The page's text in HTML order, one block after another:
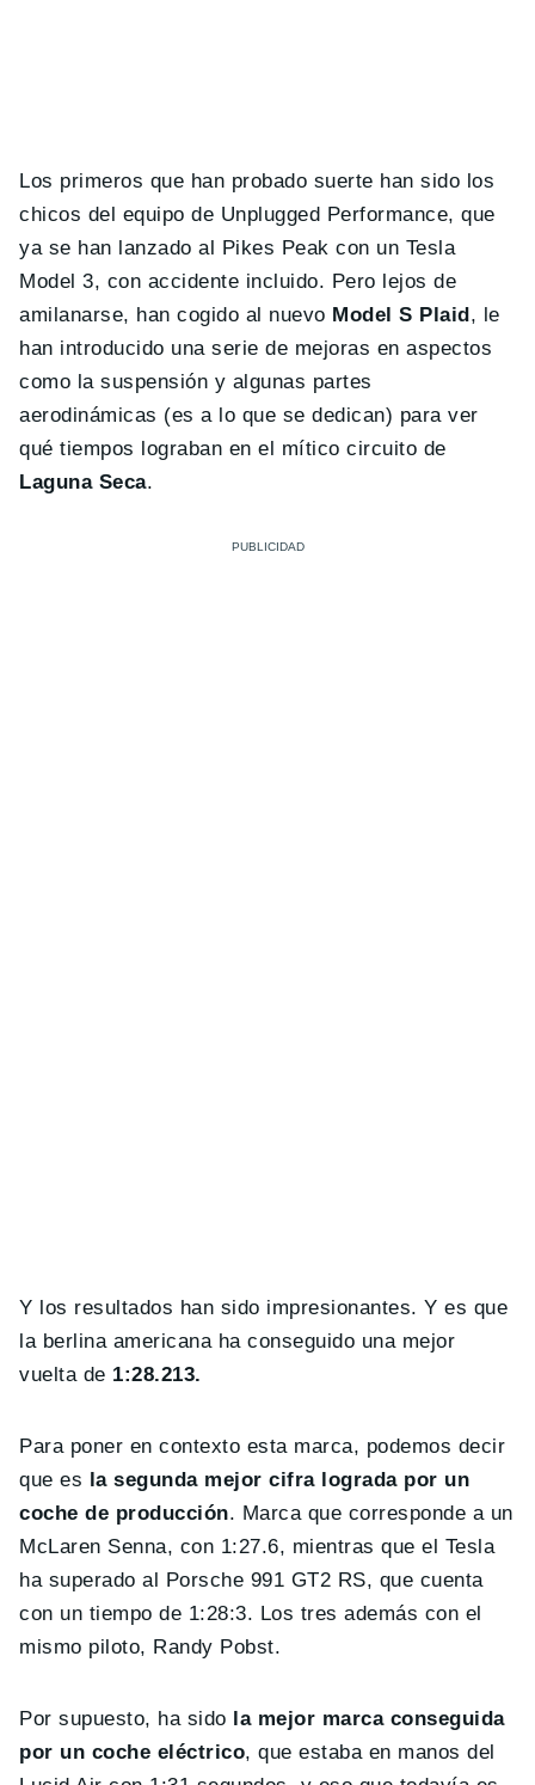
Los primeros que han probado suerte han sido los
chicos del equipo de Unplugged Performance, que
ya se han lanzado al Pikes Peak con un Tesla
Model 3, con accidente incluido. Pero lejos de
amilanarse, han cogido al nuevo Model S Plaid, le
han introducido una serie de mejoras en aspectos
como la suspensión y algunas partes
aerodinámicas (es a lo que se dedican) para ver
qué tiempos lograban en el mítico circuito de
Laguna Seca.
Y los resultados han sido impresionantes. Y es que
la berlina americana ha conseguido una mejor
vuelta de 1:28.213.
Para poner en contexto esta marca, podemos decir
que es la segunda mejor cifra lograda por un
coche de producción. Marca que corresponde a un
McLaren Senna, con 1:27.6, mientras que el Tesla
ha superado al Porsche 991 GT2 RS, que cuenta
con un tiempo de 1:28:3. Los tres además con el
mismo piloto, Randy Pobst.
Por supuesto, ha sido la mejor marca conseguida
por un coche eléctrico, que estaba en manos del